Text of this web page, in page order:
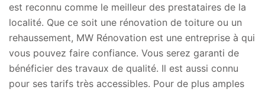
est reconnu comme le meilleur des prestataires de la
localité. Que ce soit une rénovation de toiture ou un
rehaussement, MW Rénovation est une entreprise à qui
vous pouvez faire confiance. Vous serez garanti de
bénéficier des travaux de qualité. Il est aussi connu
pour ses tarifs très accessibles. Pour de plus amples